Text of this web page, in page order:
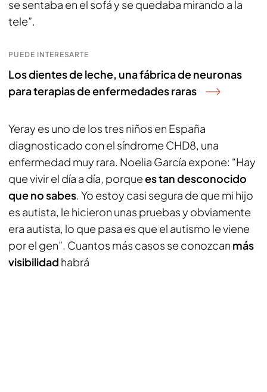
se sentaba en el sofá y se quedaba mirando a la
tele”.
PUEDE INTERESARTE
Los dientes de leche, una fábrica de neuronas
para terapias de enfermedades raras
Yeray es uno de los tres niños en España
diagnosticado con el síndrome CHD8, una
enfermedad muy rara. Noelia García expone: “Hay
que vivir el día a día, porquees tan desconocido
que no sabes. Yo estoy casi segura de que mi hijo
es autista, le hicieron unas pruebas y obviamente
era autista, lo que pasa es que el autismo le viene
por el gen”. Cuantos más casos se conozcan más
visibilidad habrá